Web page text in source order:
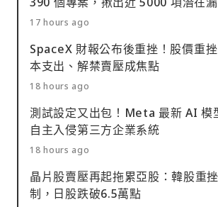
17 hours ago
SpaceX 財報公布後重挫！股價重
本支出、解禁賣壓成焦點
18 hours ago
測試設定又出包！Meta 最新 AI 模
自主入侵第三方企業系統
18 hours ago
晶片股賣壓再起拖累亞股：韓股重
制，日股跌破6.5萬點